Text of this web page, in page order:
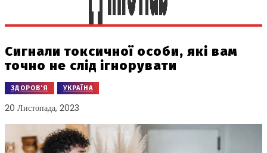
Сигнали токсичної особи, які вам
точно не слід ігнорувати
ЗДОРОВ'Я УКРАЇНА
20 Листопада, 2023